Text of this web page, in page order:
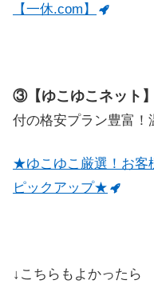
【一休.com】
③【ゆこゆこネット】
付の格安プラン豊富！
★ゆこゆこ厳選！お客
ピックアップ★
↓こちらもよかったら